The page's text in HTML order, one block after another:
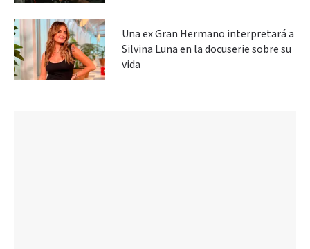
Una ex Gran Hermano interpretará a
Silvina Luna en la docuserie sobre su
vida